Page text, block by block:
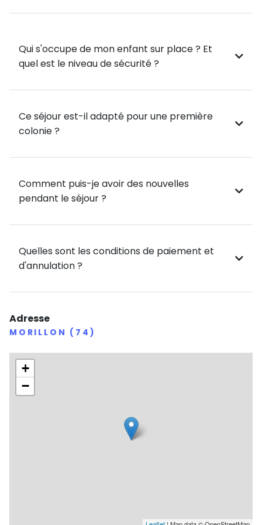
et chaussons.
piscine de Samoëns.
Autres activités : Tennis, Balades à vélo, Jeux
dansantes…
Qui s'occupe de mon enfant sur place ? Et
quel est le niveau de sécurité ?
Ce séjour est-il adapté pour une première
colonie ?
Comment puis-je avoir des nouvelles
pendant le séjour ?
Quelles sont les conditions de paiement et
d'annulation ?
Adresse
MORILLON (74)
+
−